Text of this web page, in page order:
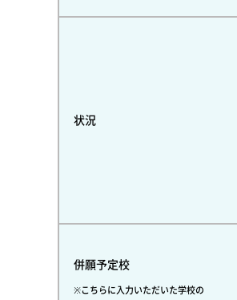
状況
併願予定校
※こちらに入力いただいた学校の